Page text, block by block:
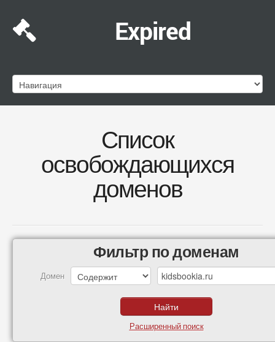
Expired
Список
освобождающихся
доменов
Фильтр по доменам
Домен
Расширенный поиск